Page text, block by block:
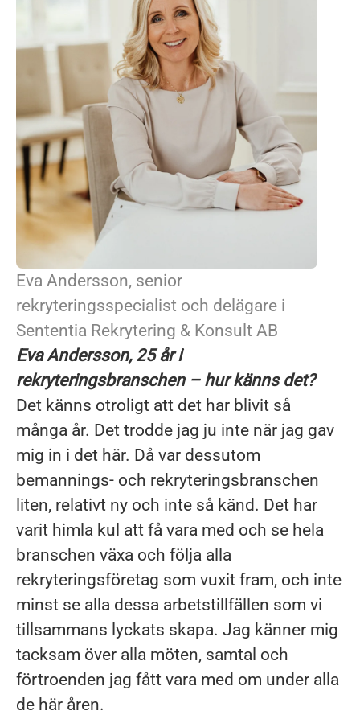
Eva Andersson, senior
rekryteringsspecialist och delägare i
Sententia Rekrytering & Konsult AB
Eva Andersson, 25 år i
rekryteringsbranschen – hur känns det?
Det känns otroligt att det har blivit så
många år. Det trodde jag ju inte när jag gav
mig in i det här. Då var dessutom
bemannings- och rekryteringsbranschen
liten, relativt ny och inte så känd. Det har
varit himla kul att få vara med och se hela
branschen växa och följa alla
rekryteringsföretag som vuxit fram, och inte
minst se alla dessa arbetstillfällen som vi
tillsammans lyckats skapa. Jag känner mig
tacksam över alla möten, samtal och
förtroenden jag fått vara med om under alla
de här åren.